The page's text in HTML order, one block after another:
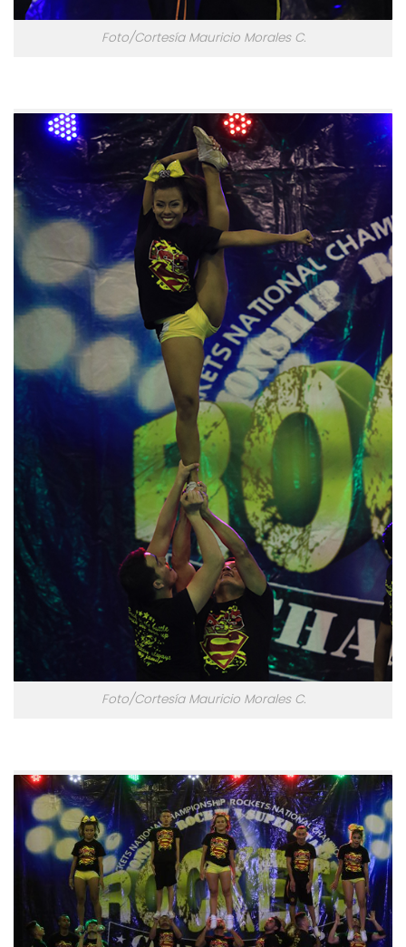
Foto/Cortesía Mauricio Morales C.
Foto/Cortesía Mauricio Morales C.